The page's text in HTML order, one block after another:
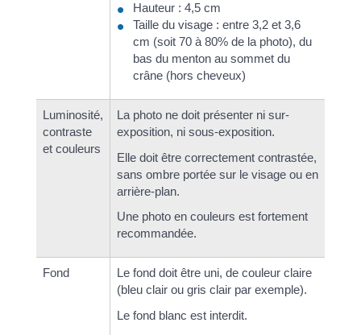
Hauteur : 4,5 cm
Taille du visage : entre 3,2 et 3,6
cm (soit 70 à 80% de la photo), du
bas du menton au sommet du
crâne (hors cheveux)
Luminosité,
contraste
et couleurs
La photo ne doit présenter ni sur-
exposition, ni sous-exposition.
Elle doit être correctement contrastée,
sans ombre portée sur le visage ou en
arrière-plan.
Une photo en couleurs est fortement
recommandée.
Fond
Le fond doit être uni, de couleur claire
(bleu clair ou gris clair par exemple).
Le fond blanc est interdit.